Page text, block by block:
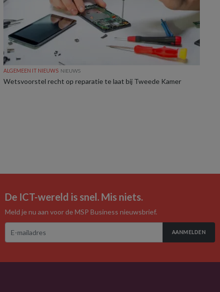
ALGEMEEN IT NIEUWS NIEUWS
Wetsvoorstel recht op reparatie te laat bij Tweede Kamer
De ICT-wereld is snel. Mis niets.
Meld je nu aan voor de MSP Business nieuwsbrief.
AANMELDEN